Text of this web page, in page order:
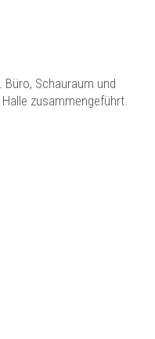
Büro, Schauraum und
zusammengeführt.